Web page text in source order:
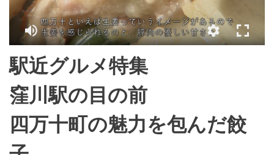
駅近グルメ特集
窪川駅の目の前
四万十町の魅力を包んだ餃